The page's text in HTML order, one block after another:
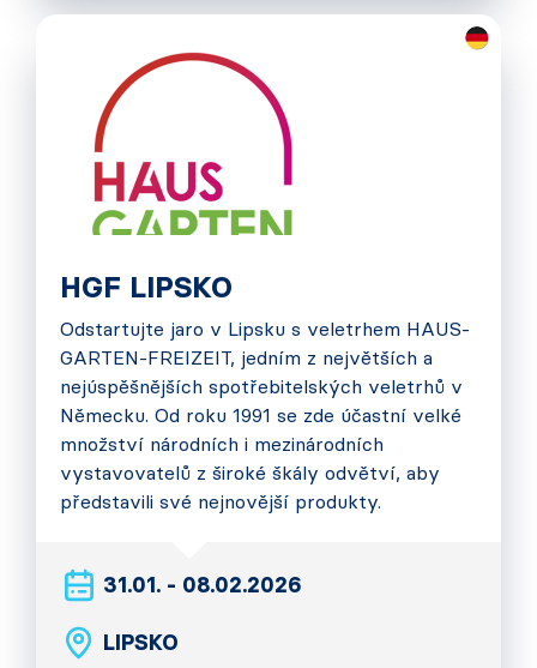
HGF LIPSKO
Odstartujte jaro v Lipsku s veletrhem HAUS-
GARTEN-FREIZEIT, jedním z největších a
nejúspěšnějších spotřebitelských veletrhů v
Německu. Od roku 1991 se zde účastní velké
množství národních i mezinárodních
vystavovatelů z široké škály odvětví, aby
představili své nejnovější produkty.
31.01. - 08.02.2026
LIPSKO